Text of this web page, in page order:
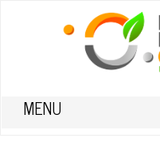
MENU